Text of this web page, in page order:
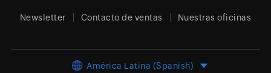
Newsletter Contacto de ventas Nuestras oficinas
América Latina (Spanish)